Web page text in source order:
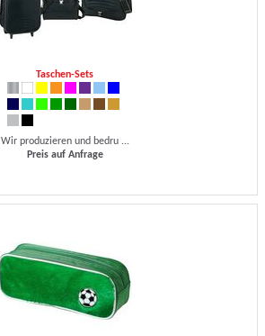
Taschen-Sets
Wir produzieren und bedru ...
Preis auf Anfrage